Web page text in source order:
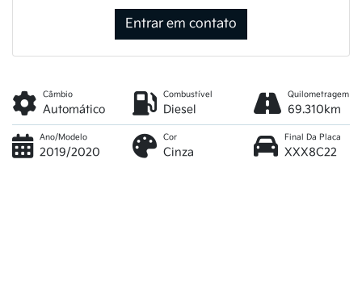
Entrar em contato
Câmbio
Automático
Combustível
Diesel
Quilometragem
69.310km
Ano/Modelo
2019/2020
Cor
Cinza
Final Da Placa
XXX8C22